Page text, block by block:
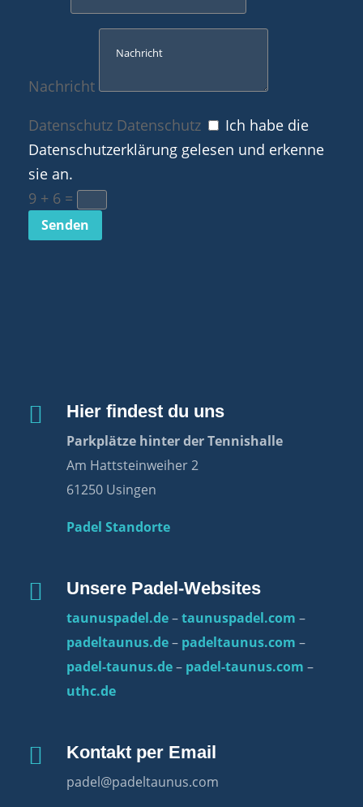
Nachricht
Datenschutz Datenschutz
Ich habe die
Datenschutzerklärung gelesen und erkenne
sie an.
9 + 6 =
Senden
 Hier findest du uns
Parkplätze hinter der Tennishalle
Am Hattsteinweiher 2
61250 Usingen
Padel Standorte
 Unsere Padel-Websites
taunuspadel.de–taunuspadel.com –
padeltaunus.de– padeltaunus.com –
padel-taunus.de– padel-taunus.com –
uthc.de
 Kontakt per Email
padel@padeltaunus.com